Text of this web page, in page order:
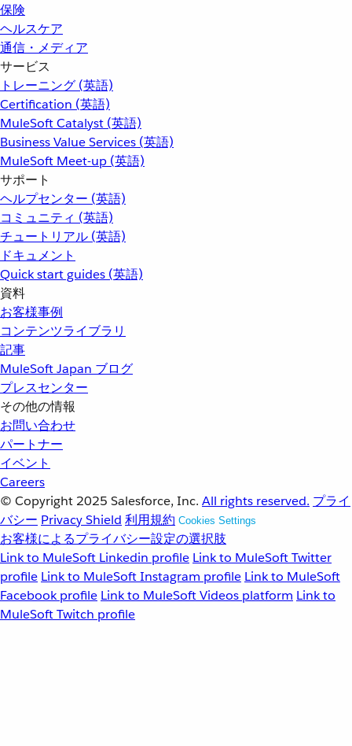
保険
ヘルスケア
通信・メディア
サービス
トレーニング (英語)
Certification (英語)
MuleSoft Catalyst (英語)
Business Value Services (英語)
MuleSoft Meet-up (英語)
サポート
ヘルプセンター (英語)
コミュニティ (英語)
チュートリアル (英語)
ドキュメント
Quick start guides (英語)
資料
お客様事例
コンテンツライブラリ
記事
MuleSoft Japan ブログ
プレスセンター
その他の情報
お問い合わせ
パートナー
イベント
Careers
© Copyright 2025 Salesforce, Inc. All rights reserved. プライ
バシー Privacy Shield 利用規約 Cookies Settings
お客様によるプライバシー設定の選択肢
Link to MuleSoft Linkedin profile Link to MuleSoft Twitter
profile Link to MuleSoft Instagram profile Link to MuleSoft
Facebook profile Link to MuleSoft Videos platform Link to
MuleSoft Twitch profile